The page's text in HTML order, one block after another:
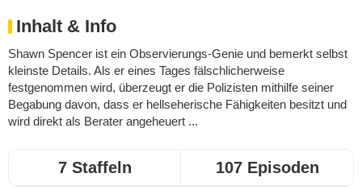
Inhalt & Info
Shawn Spencer ist ein Observierungs-Genie und bemerkt selbst
kleinste Details. Als er eines Tages fälschlicherweise
festgenommen wird, überzeugt er die Polizisten mithilfe seiner
Begabung davon, dass er hellseherische Fähigkeiten besitzt und
wird direkt als Berater angeheuert ...
7 Staffeln 107 Episoden